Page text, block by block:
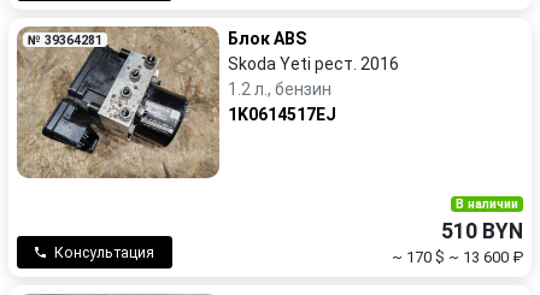
№ 39364281
Блок ABS
Skoda Yeti рест. 2016
1.2 л., бензин
1K0614517EJ
Консультация
В наличии
510 BYN
~ 170 $ ~ 13 600 ₽